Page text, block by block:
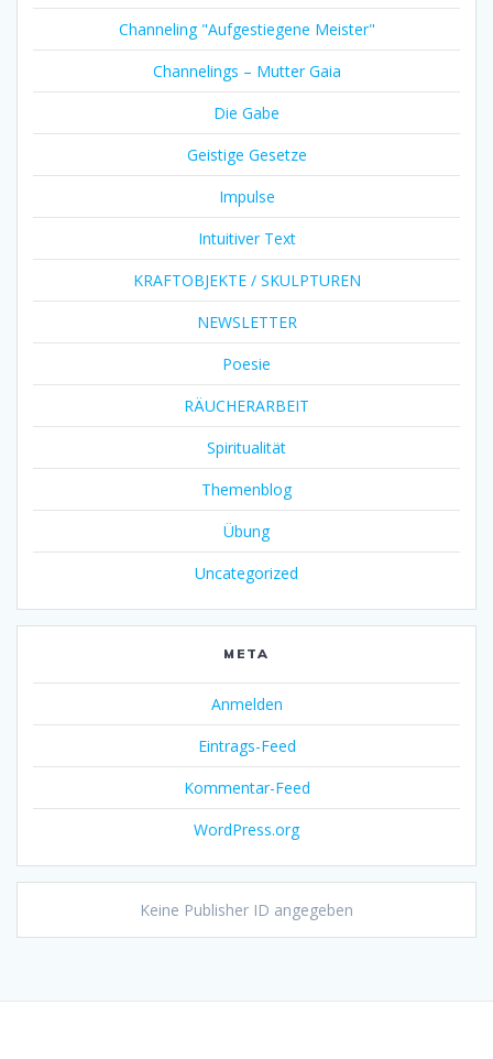
Channeling "Aufgestiegene Meister"
Channelings – Mutter Gaia
Die Gabe
Geistige Gesetze
Impulse
Intuitiver Text
KRAFTOBJEKTE / SKULPTUREN
NEWSLETTER
Poesie
RÄUCHERARBEIT
Spiritualität
Themenblog
Übung
Uncategorized
META
Anmelden
Eintrags-Feed
Kommentar-Feed
WordPress.org
Keine Publisher ID angegeben